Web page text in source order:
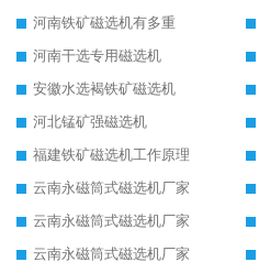
河南铁矿磁选机有多重
河南干选专用磁选机
安徽水选褐铁矿磁选机
河北锰矿强磁选机
福建铁矿磁选机工作原理
云南永磁筒式磁选机厂家
云南永磁筒式磁选机厂家
云南永磁筒式磁选机厂家